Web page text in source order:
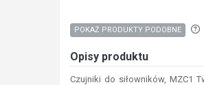
POKAŻ PRODUKTY PODOBNE
Opisy produktu
Czujniki do siłowników, MZC1